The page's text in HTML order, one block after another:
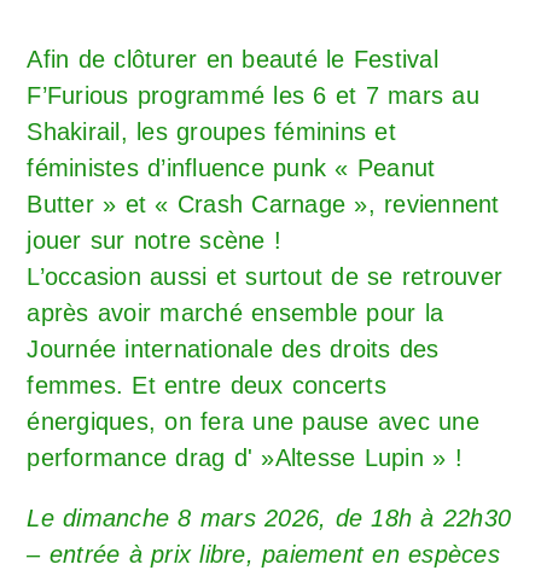
Afin de clôturer en beauté le Festival
F’Furious programmé les 6 et 7 mars au
Shakirail, les groupes féminins et
féministes d’influence punk « Peanut
Butter » et « Crash Carnage », reviennent
jouer sur notre scène !
L’occasion aussi et surtout de se retrouver
après avoir marché ensemble pour la
Journée internationale des droits des
femmes. Et entre deux concerts
énergiques, on fera une pause avec une
performance drag d' »Altesse Lupin » !
Le dimanche 8 mars 2026, de 18h à 22h30
– entrée à prix libre, paiement en espèces